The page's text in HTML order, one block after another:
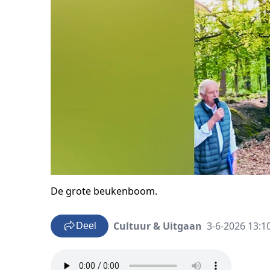
De grote beukenboom.
Deel Cultuur & Uitgaan 3-6-2026